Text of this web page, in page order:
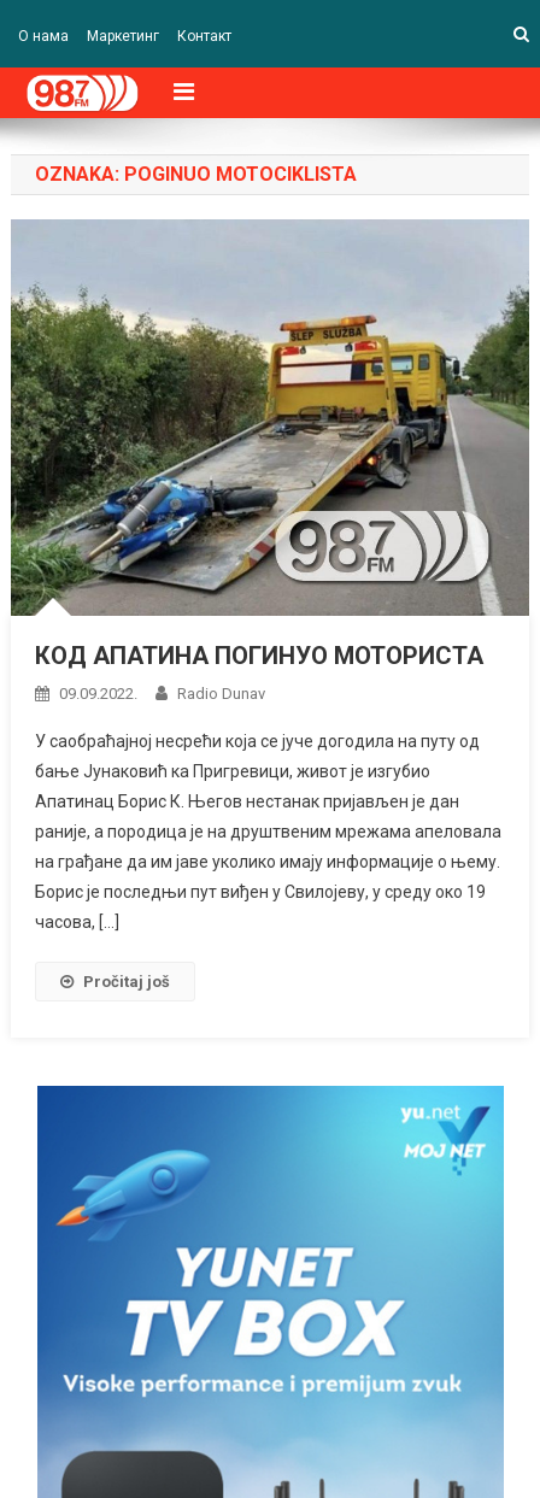
О нама Маркетинг Контакт
OZNAKA: POGINUO MOTOCIKLISTA
КОД АПАТИНА ПОГИНУО МОТОРИСТА
09.09.2022. Radio Dunav
У саобраћајној несрећи која се јуче догодила на путу од
бање Јунаковић ка Пригревици, живот је изгубио
Апатинац Борис К. Његов нестанак пријављен је дан
раније, а породица је на друштвеним мрежама апеловала
на грађане да им јаве уколико имају информације о њему.
Борис је последњи пут виђен у Свилојеву, у среду око 19
часова, […]
Pročitaj još